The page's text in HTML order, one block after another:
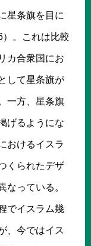
星条旗を目に
。これは比較
カ合衆国にお
して星条旗が
一方、星条旗
げるようにな
おけるイスラ
くられたデザ
なっている。
でイスラム幾
、今ではイス